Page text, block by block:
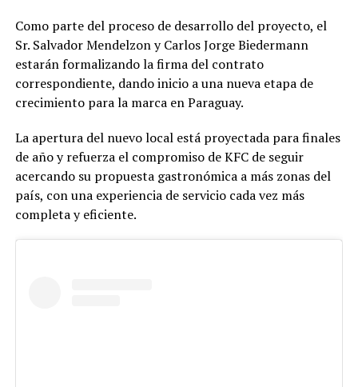
Como parte del proceso de desarrollo del proyecto, el
Sr. Salvador Mendelzon y Carlos Jorge Biedermann
estarán formalizando la firma del contrato
correspondiente, dando inicio a una nueva etapa de
crecimiento para la marca en Paraguay.
La apertura del nuevo local está proyectada para finales
de año y refuerza el compromiso de KFC de seguir
acercando su propuesta gastronómica a más zonas del
país, con una experiencia de servicio cada vez más
completa y eficiente.